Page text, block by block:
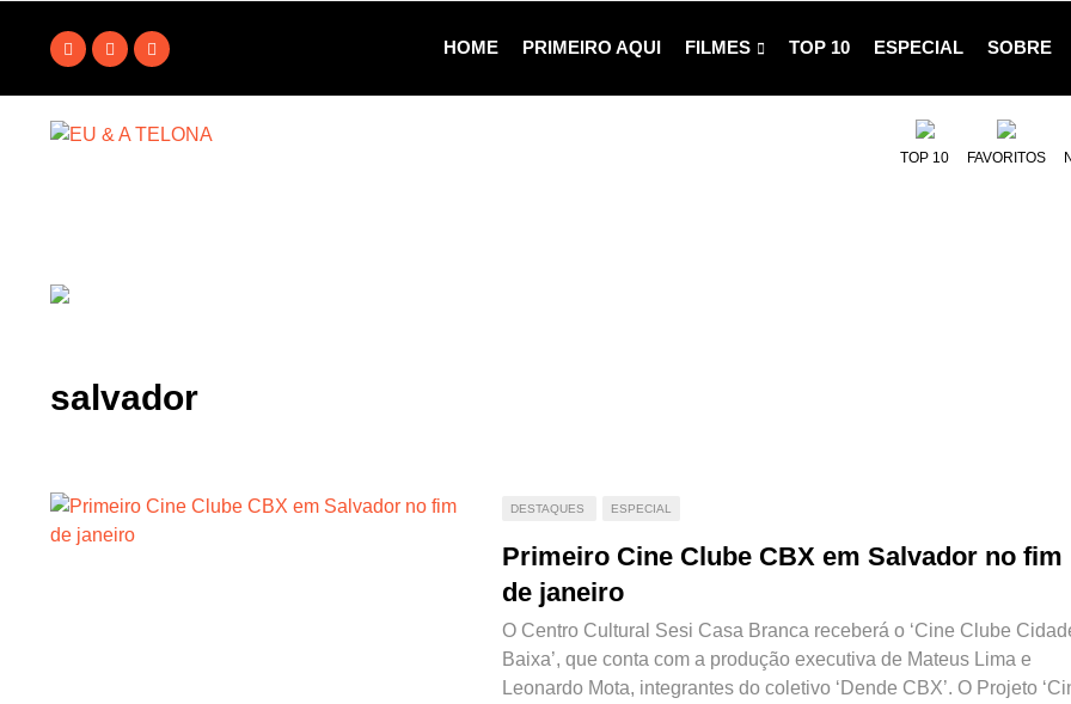
HOME PRIMEIRO AQUI FILMES TOP 10 ESPECIAL SOBRE
TOP 10 FAVORITOS
salvador
DESTAQUES ESPECIAL
Primeiro Cine Clube CBX em Salvador no fim
de janeiro
O Centro Cultural Sesi Casa Branca receberá o ‘Cine Clube
Baixa’, que conta com a produção executiva de Mateus Lima e
Leonardo Mota, integrantes do coletivo ‘Dende CBX’. O Projeto